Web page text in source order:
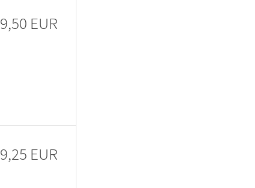
9,50 EUR
9,25 EUR